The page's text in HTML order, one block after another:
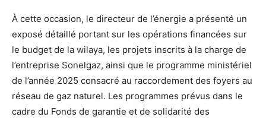
À cette occasion, le directeur de l’énergie a présenté un
exposé détaillé portant sur les opérations financées sur
le budget de la wilaya, les projets inscrits à la charge de
l’entreprise Sonelgaz, ainsi que le programme ministériel
de l’année 2025 consacré au raccordement des foyers au
réseau de gaz naturel. Les programmes prévus dans le
cadre du Fonds de garantie et de solidarité des